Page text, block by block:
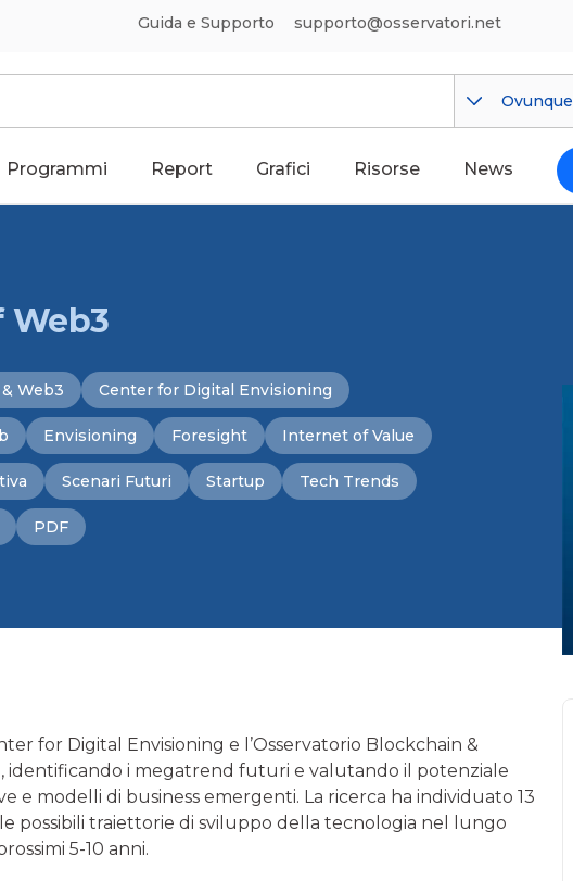
Guida e Supporto supporto@osservatori.net
Ovunque
Programmi Report Grafici Risorse News
Web3
Web3 Center for Digital Envisioning
Envisioning Foresight Internet of Value
Scenari Futuri Startup Tech Trends
PDF
for Digital Envisioning e l’Osservatorio Blockchain &
identificando i megatrend futuri e valutando il potenziale
e modelli di business emergenti. La ricerca ha individuato 13
possibili traiettorie di sviluppo della tecnologia nel lungo
5-10 anni.